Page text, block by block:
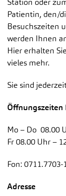
Station oder
Patientin, den/
Besuchszeiten
werden Ihnen
Hier erhalten
vieles mehr.
Sie sind
Mo – Do 08.00
Fr 08.00 Uhr –
Fon: 0711.7703-
Adresse